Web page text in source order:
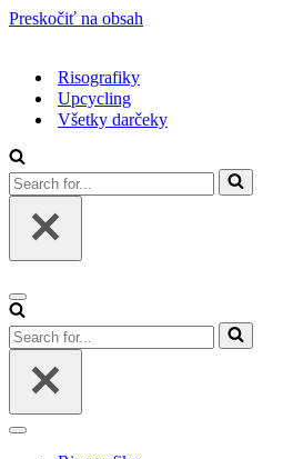
Preskočiť na obsah
Risografiky
Upcycling
Všetky darčeky
Search
for...
Menu
navigácie
Search
for...
Menu
navigácie